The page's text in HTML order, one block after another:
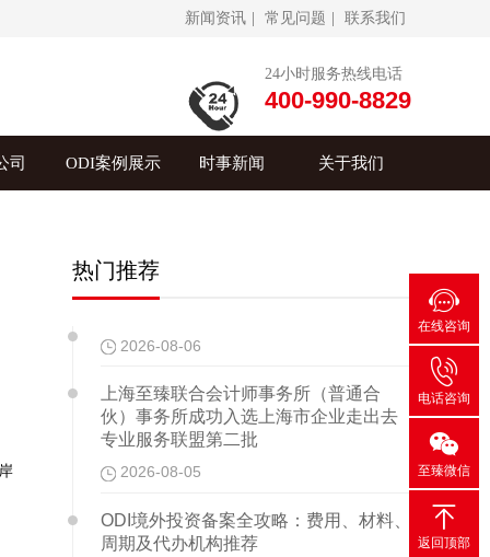
新闻资讯 常见问题 联系我们
24小时服务热线电话
400-990-8829
司 ODI案例展示 时事新闻 关于我们
热门推荐
2026-08-06
上海至臻联合会计师事务所（普通合
伙）事务所成功入选上海市企业走出去
专业服务联盟第二批
2026-08-05
ODI境外投资备案全攻略：费用、材料、
周期及代办机构推荐

在线咨询

电话咨询

至臻微信

返回顶部